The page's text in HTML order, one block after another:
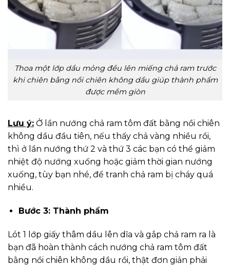
Thoa một lớp dầu mỏng đều lên miếng chả ram trước
khi chiên bằng nồi chiên không dầu giúp thành phẩm
được mềm giòn
Lưu ý: Ở lần nướng chả ram tôm đất bằng nồi chiên
không dầu đầu tiên, nếu thấy chả vàng nhiều rồi,
thì ở lần nướng thứ 2 và thứ 3 các bạn có thể giảm
nhiệt độ nướng xuống hoặc giảm thời gian nướng
xuống, tùy bạn nhé, để tranh chả ram bị cháy quá
nhiều.
Bước 3: Thành phẩm
Lót 1 lớp giấy thâm dầu lên dĩa và gắp chả ram ra là
bạn đã hoàn thành cách nướng chả ram tôm đất
bằng nồi chiên không dầu rồi, thật đơn giản phải